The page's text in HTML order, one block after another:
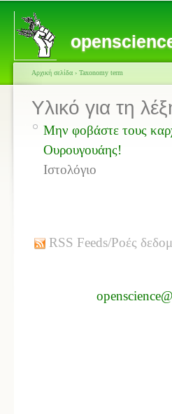
Αρχική σελίδα › Taxonomy term
Υλικό για τη
Μην φοβάστε τους
Ουρουγουάης!
Ιστολόγιο
RSS Feeds/Ροές
openscience@